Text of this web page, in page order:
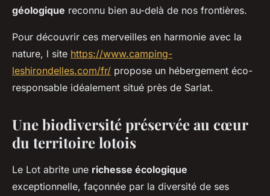
géologique reconnu bien au-delà de nos frontières.
Pour découvrir ces merveilles en harmonie avec la
nature, l site https://www.camping-
leshirondelles.com/fr/ propose un hébergement éco-
responsable idéalement situé près de Sarlat.
Une biodiversité préservée au cœur
du territoire lotois
Le Lot abrite une richesse écologique
exceptionnelle, façonnée par la diversité de ses